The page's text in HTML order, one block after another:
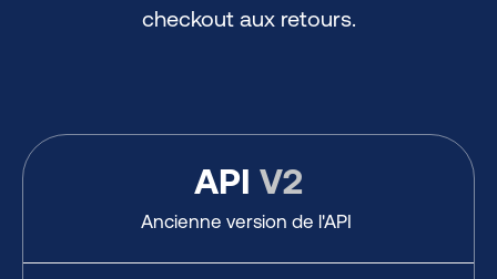
checkout aux retours.
API V2
Ancienne version de l'API